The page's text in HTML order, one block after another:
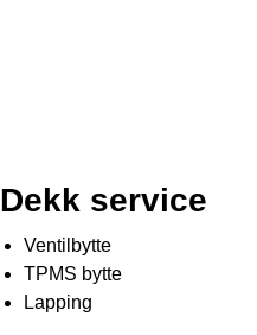
Dekk service
Ventilbytte
TPMS bytte
Lapping